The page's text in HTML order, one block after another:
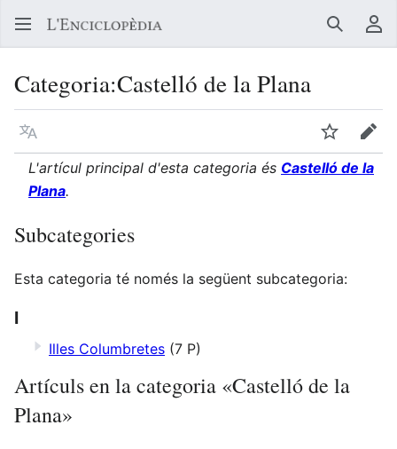
Buscar
Categoria:Castelló de la Plana
Llegir en un atre idioma Vigilar
L'artícul principal d'esta categoria és Castelló de la
Plana.
Subcategories
Esta categoria té només la següent subcategoria:
I
Illes Columbretes (7 P)
Artículs en la categoria «Castelló de la
Plana»